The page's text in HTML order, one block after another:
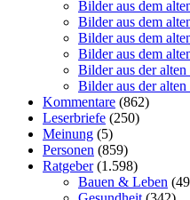
Bilder aus dem
Bilder aus dem
Bilder aus dem
Bilder aus dem
Bilder aus der
Bilder aus der
Kommentare (862)
Leserbriefe (250)
Meinung (5)
Personen (859)
Ratgeber(1.598)
Bauen & Leben